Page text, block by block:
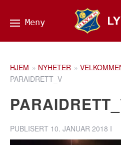
HJEM » NYHETER »
PARAIDRETT_V
PUBLISERT 10. JANUAR 2018 I